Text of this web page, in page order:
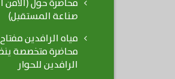
محاضرة حول
صناعة المستقبل)
مياه الرافدين
محاضرة متخصصة
الرافدين للحوار